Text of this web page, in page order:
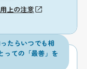
上の注意
たらいつでも相
っての「最善」を